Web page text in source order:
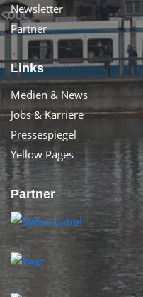
Newsletter
Partner
Links
Medien & News
Jobs & Karriere
Pressespiegel
Yellow Pages
Partner